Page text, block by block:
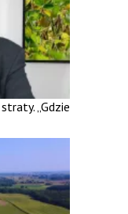
„Gdzie